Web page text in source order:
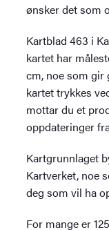
ønsker det som
Kartblad 463 i
kartet har
cm, noe som gir
kartet trykkes
mottar du et
oppdateringer
Kartgrunnlaget
Kartverket, noe
deg som vil ha
For mange er